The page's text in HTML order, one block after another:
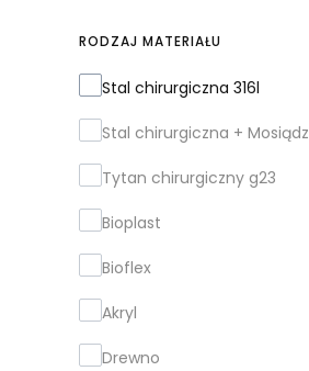
RODZAJ MATERIAŁU
Rodzaj Materiału
Stal chirurgiczna 316l
Stal chirurgiczna + Mosiądz
Tytan chirurgiczny g23
Bioplast
Bioflex
Akryl
Drewno